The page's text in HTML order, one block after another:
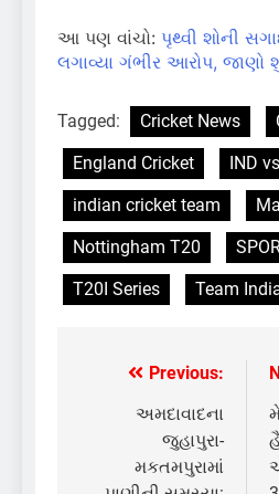
આ પણ વાંચો: પૃથ્વી શોની
લગાવ્યા ગંભીર આરોપ, જાણો
Tagged: Cricket News
England Cricket
IND
indian cricket team
Nottingham T20
T20I Series
Team
Post
navigation
Previous:
અમદાવાદના
જુહાપુરા-
મકતમપુરામાં